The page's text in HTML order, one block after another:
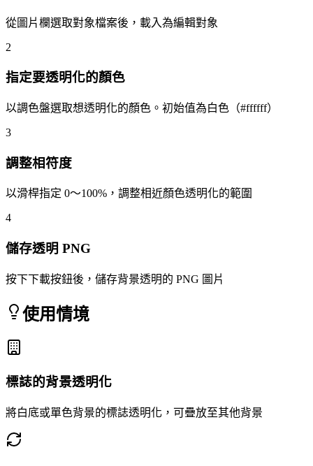
從圖片欄選取對象檔案後，載入為編輯對象
2
指定要透明化的顏色
以調色盤選取想透明化的顏色。初始值為白色（#ffffff）
3
調整相符度
以滑桿指定 0〜100%，調整相近顏色透明化的範圍
4
儲存透明 PNG
按下下載按鈕後，儲存背景透明的 PNG 圖片
使用情境
標誌的背景透明化
將白底或單色背景的標誌透明化，可疊放至其他背景